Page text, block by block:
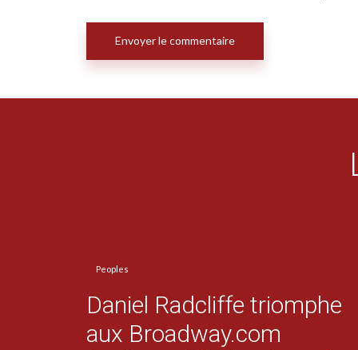
Peoples
Daniel Radcliffe triomphe
aux Broadway.com